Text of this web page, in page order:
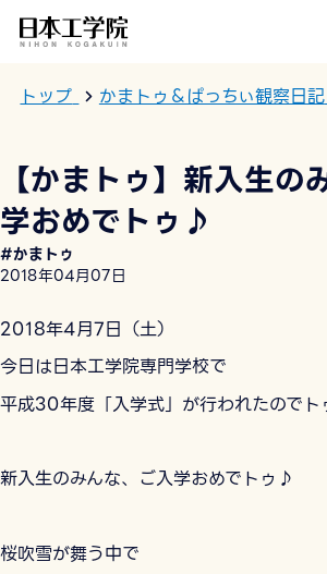
トップ かまトゥ＆ぱっちぃ観察日記
【かまトゥ】新入生の
学おめでトゥ♪
#かまトゥ
2018年04月07日
2018年4月7日（土）
今日は日本工学院専門学校で
平成30年度「入学式」が行われたので
新入生のみんな、ご入学おめでトゥ♪
桜吹雪が舞う中で